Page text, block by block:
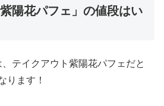
陽花パフェ」の値段はい
テイクアウト紫陽花パフェだと
ります！